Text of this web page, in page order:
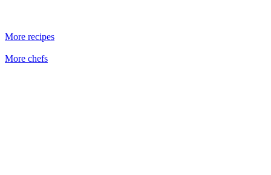
More recipes
More chefs